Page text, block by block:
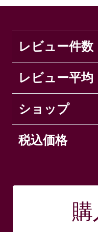
レビュー件数
レビュー平均
ショップ
税込価格